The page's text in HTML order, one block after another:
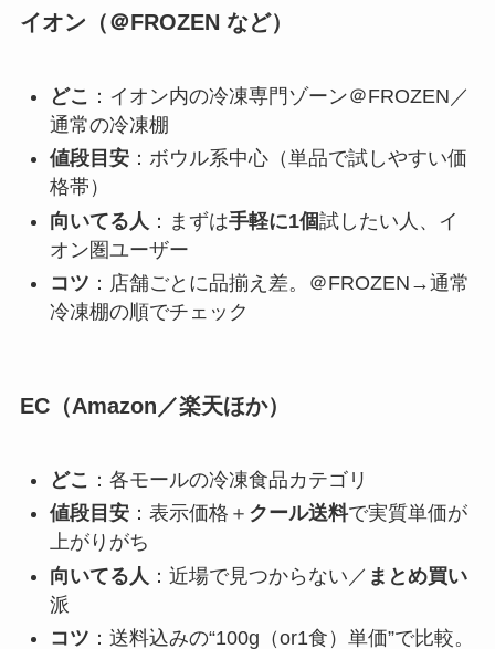
イオン（＠FROZEN など）
どこ ：イオン内の冷凍専門ゾーン＠FROZEN／
通常の冷凍棚
値段目安：ボウル系中心（単品で試しやすい価
格帯）
向いてる人 ：まずは手軽に1個試したい人、イ
オン圏ユーザー
コツ ：店舗ごとに品揃え差。＠FROZEN→通常
冷凍棚の順でチェック
EC（Amazon／楽天ほか）
どこ ：各モールの冷凍食品カテゴリ
値段目安：表示価格＋ クール送料で実質単価が
上がりがち
向いてる人 ：近場で見つからない／ まとめ買い
派
コツ ：送料込みの“100g（or1食）単価”で比較。